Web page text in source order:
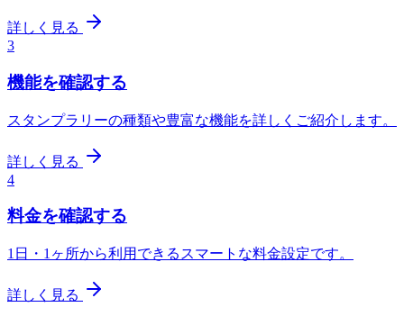
詳しく見る
3
機能を確認する
スタンプラリーの種類や豊富な機能を詳しくご紹介します。
詳しく見る
4
料金を確認する
1日・1ヶ所から利用できるスマートな料金設定です。
詳しく見る